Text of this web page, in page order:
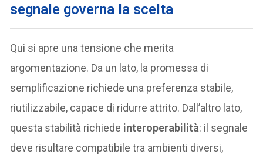
segnale governa la scelta
Qui si apre una tensione che merita
argomentazione. Da un lato, la promessa di
semplificazione richiede una preferenza stabile,
riutilizzabile, capace di ridurre attrito. Dall’altro lato,
questa stabilità richiede interoperabilità: il segnale
deve risultare compatibile tra ambienti diversi,